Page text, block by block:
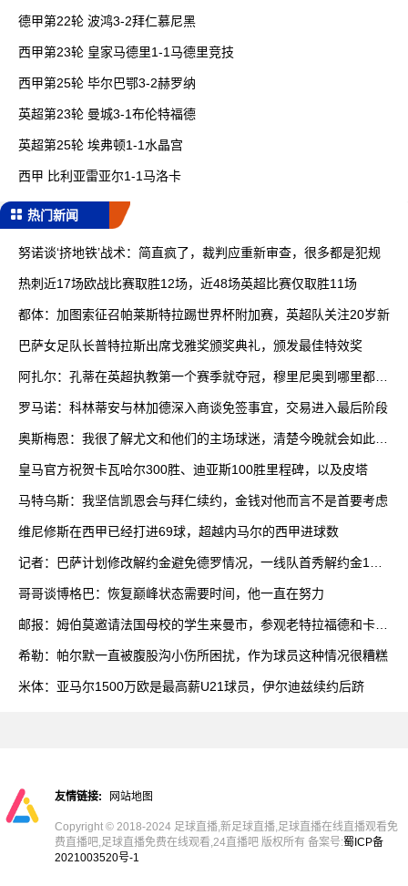
德甲第22轮 波鸿3-2拜仁慕尼黑
西甲第23轮 皇家马德里1-1马德里竞技
西甲第25轮 毕尔巴鄂3-2赫罗纳
英超第23轮 曼城3-1布伦特福德
英超第25轮 埃弗顿1-1水晶宫
西甲 比利亚雷亚尔1-1马洛卡
热门新闻
努诺谈‘挤地铁’战术：简直疯了，裁判应重新审查，很多都是犯规
热刺近17场欧战比赛取胜12场，近48场英超比赛仅取胜11场
都体：加图索征召帕莱斯特拉踢世界杯附加赛，英超队关注20岁新
巴萨女足队长普特拉斯出席戈雅奖颁奖典礼，颁发最佳特效奖
阿扎尔：孔蒂在英超执教第一个赛季就夺冠，穆里尼奥到哪里都能
罗马诺：科林蒂安与林加德深入商谈免签事宜，交易进入最后阶段
奥斯梅恩：我很了解尤文和他们的主场球迷，清楚今晚就会如此艰
皇马官方祝贺卡瓦哈尔300胜、迪亚斯100胜里程碑，以及皮塔
马特乌斯：我坚信凯恩会与拜仁续约，金钱对他而言不是首要考虑
维尼修斯在西甲已经打进69球，超越内马尔的西甲进球数
记者：巴萨计划修改解约金避免德罗情况，一线队首秀解约金1亿
哥哥谈博格巴：恢复巅峰状态需要时间，他一直在努力
邮报：姆伯莫邀请法国母校的学生来曼市，参观老特拉福德和卡灵
希勒：帕尔默一直被腹股沟小伤所困扰，作为球员这种情况很糟糕
米体：亚马尔1500万欧是最高薪U21球员，伊尔迪兹续约后跻
友情链接: 网站地图
Copyright © 2018-2024 足球直播,新足球直播,足球直播在线直播观看免
费直播吧,足球直播免费在线观看,24直播吧 版权所有 备案号:蜀ICP备
2021003520号-1